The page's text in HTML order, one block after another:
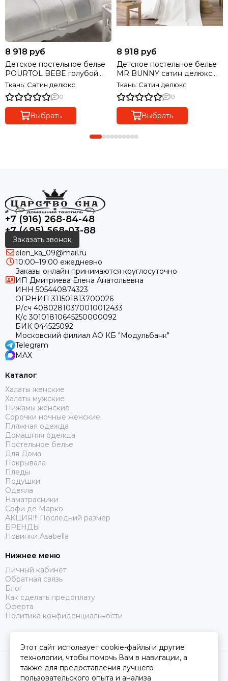
8 918 руб
Детское постельное белье
POURTOL BEBE голубой
сатин делюкс TIVOLYO
HOME Турция
Ткань: Сатин делюкс
0
Выбрать
8 918 руб
Детское постельное белье
MR BUNNY сатин делюкс
TIVOLYO HOME Турция
Ткань: Сатин делюкс
0
Выбрать
+7 (916) 268-84-48
+7 (495) 568-03-88
Заказать звонок
elen_ka_09@mail.ru
10:00–19:00 ежедневно
Заказы онлайн принимаются круглосуточно
ИП Дмитриева Елена Анатольевна
ИНН 505440874323
ОГРНИП 311501813700026
Р/сч 40802810370010012433
К/с 30101810645250000092
БИК 044525092
Московский филиал АО КБ "Модульбанк"
Telegram
MAX
Каталог
Халаты женские
Халаты мужские
Пижамы женские
Сорочки ночные женские
Пляжная одежда
Домашняя одежда
Постельное белье
Для Дома
Покрывала
Пледы
Подушки
Одеяла
Наматрасники
Софи де Марко
АКЦИЯ!!! Последний размер
БРЕНДЫ
Новинки Asabella
Нижнее меню
Личный кабинет
Обратная связь
Блог
Как сделать предоплату
Оферта
Политика конфиденциальности
2026 © Царство Сна.Карта сайта
Этот сайт использует cookie-файлы и другие
технологии, чтобы помочь Вам в навигации, а
также для предоставления лучшего
пользовательского опыта и анализа